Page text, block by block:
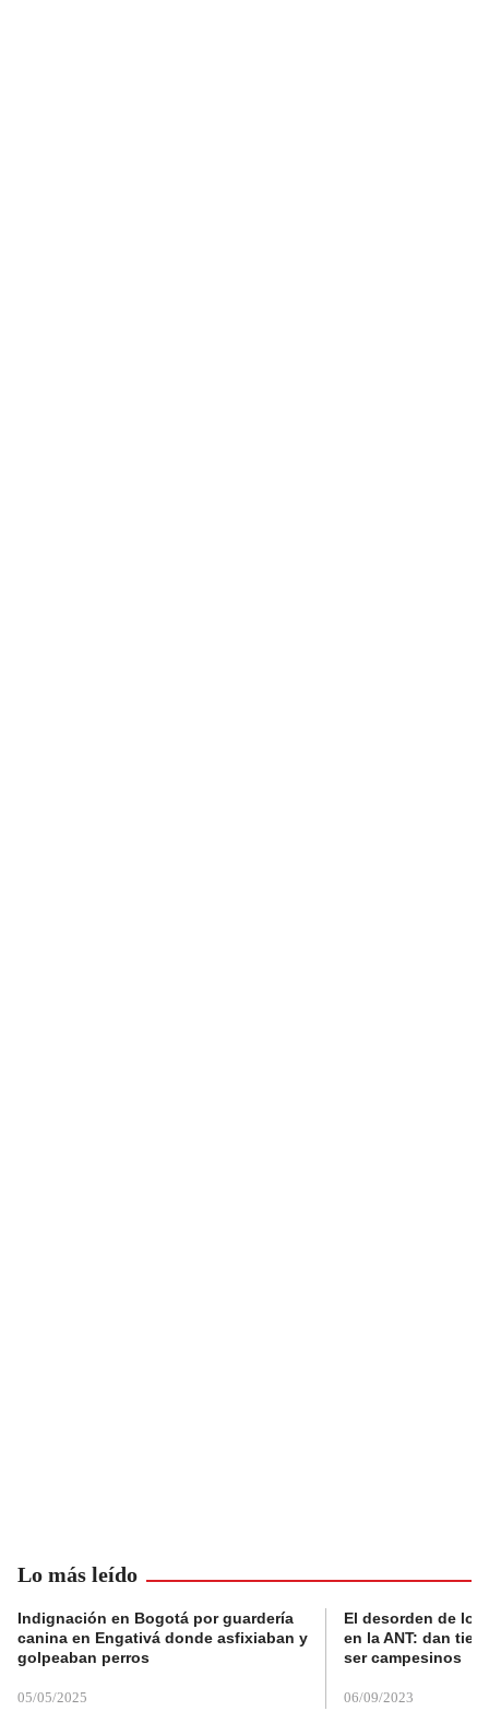
Lo más leído
Indignación en Bogotá por guardería
canina en Engativá donde asfixiaban y
golpeaban perros
05/05/2025
El desorden de
en la ANT: dan
ser campesinos
06/09/2023